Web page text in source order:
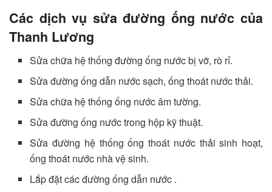
Các dịch vụ sửa đường ống nước của
Thanh Lương
Sửa chữa hệ thống đường ống nước bị vỡ, rò rỉ.
Sửa đường ống dẫn nước sạch, ống thoát nước thải.
Sửa chữa hệ thống ống nước âm tường.
Sửa đường ống nước trong hộp kỹ thuật.
Sửa đường hệ thống ống thoát nước thải sinh hoạt,
ống thoát nước nhà vệ sinh.
Lắp đặt các đường ống dẫn nước .